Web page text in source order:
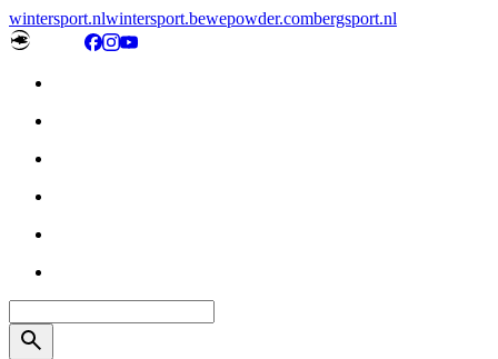
wintersport.nlwintersport.bewepowder.combergsport.nl